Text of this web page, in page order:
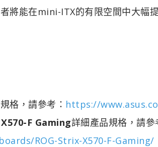
將能在mini-ITX的有限空間中大幅
格，請參考： https://
F Gaming詳細產品規格，請參
ROG-Strix-X570-F-Gaming/